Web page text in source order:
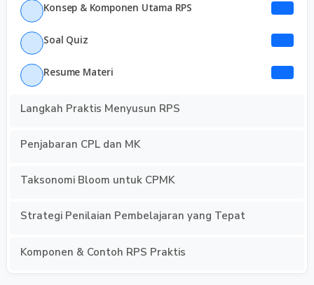
Konsep & Komponen Utama RPS
Soal Quiz
Resume Materi
Langkah Praktis Menyusun RPS
Penjabaran CPL dan MK
Taksonomi Bloom untuk CPMK
Strategi Penilaian Pembelajaran yang Tepat
Komponen & Contoh RPS Praktis